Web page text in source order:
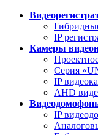
IP
Камеры
Серия
IP
AHD
IP